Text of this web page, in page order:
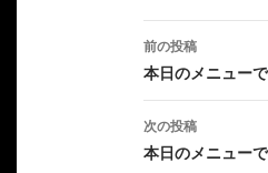
投
稿
ナ
ビ
前の投稿
本日のメニュー
次の投稿
本日のメニュー